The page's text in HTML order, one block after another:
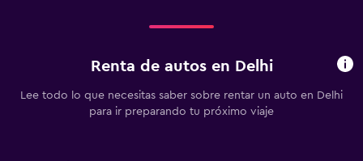
Renta de autos en Delhi
Lee todo lo que necesitas saber sobre rentar un auto en Delhi
para ir preparando tu próximo viaje